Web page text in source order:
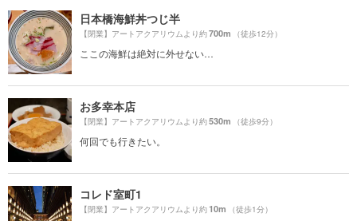
日本橋海鮮丼つじ半
【閉業】アートアクアリウムより約700m （徒歩12分）
ここの海鮮は絶対に外せない…
お多幸本店
【閉業】アートアクアリウムより約530m （徒歩9分）
何回でも行きたい。
コレド室町1
【閉業】アートアクアリウムより約10m （徒歩1分）